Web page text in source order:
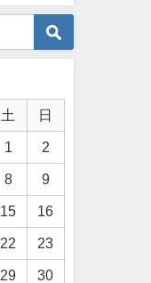
土 日
1 2
8 9
15 16
22 23
29 30